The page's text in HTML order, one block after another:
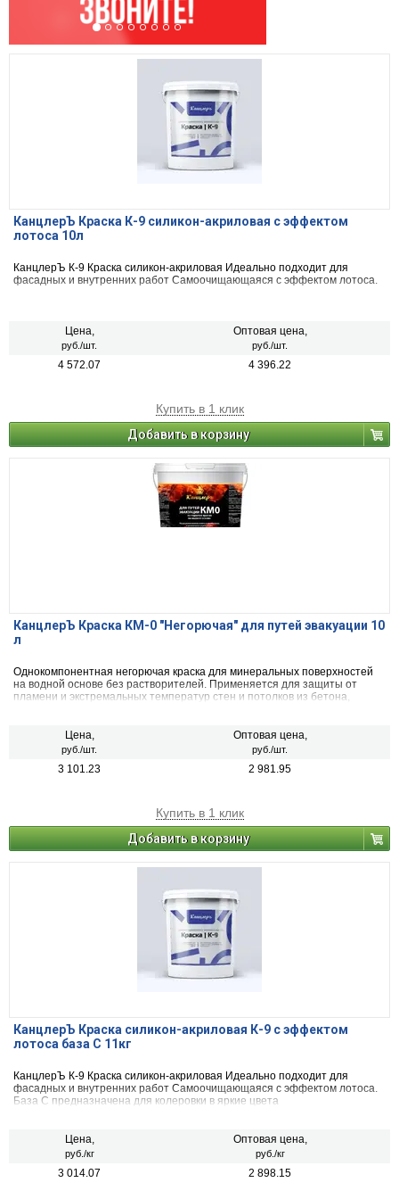
КанцлерЪ Краска К-9 силикон-акриловая с эффектом
лотоса 10л
КанцлерЪ К-9 Краска силикон-акриловая Идеально подходит для
фасадных и внутренних работ Самоочищающаяся с эффектом лотоса.
Цена,
руб./шт.
Оптовая цена,
руб./шт.
4 572.07 4 396.22
Купить в 1 клик
Добавить в корзину
КанцлерЪ Краска КМ-0 "Негорючая" для путей эвакуации 10
л
Однокомпонентная негорючая краска для минеральных поверхностей
на водной основе без растворителей. Применяется для защиты от
пламени и экстремальных температур стен и потолков из бетона,
Цена,
руб./шт.
Оптовая цена,
руб./шт.
3 101.23 2 981.95
Купить в 1 клик
Добавить в корзину
КанцлерЪ Краска силикон-акриловая К-9 с эффектом
лотоса база С 11кг
КанцлерЪ К-9 Краска силикон-акриловая Идеально подходит для
фасадных и внутренних работ Самоочищающаяся с эффектом лотоса.
База С предназначена для колеровки в яркие цвета
Цена,
руб./кг
Оптовая цена,
руб./кг
3 014.07 2 898.15